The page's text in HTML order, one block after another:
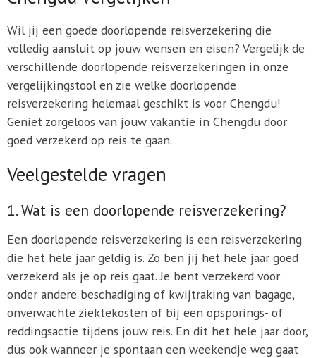
Wil jij een goede doorlopende reisverzekering die
volledig aansluit op jouw wensen en eisen? Vergelijk de
verschillende doorlopende reisverzekeringen in onze
vergelijkingstool en zie welke doorlopende
reisverzekering helemaal geschikt is voor Chengdu!
Geniet zorgeloos van jouw vakantie in Chengdu door
goed verzekerd op reis te gaan.
Veelgestelde vragen
1. Wat is een doorlopende reisverzekering?
Een doorlopende reisverzekering is een reisverzekering
die het hele jaar geldig is. Zo ben jij het hele jaar goed
verzekerd als je op reis gaat. Je bent verzekerd voor
onder andere beschadiging of kwijtraking van bagage,
onverwachte ziektekosten of bij een opsporings- of
reddingsactie tijdens jouw reis. En dit het hele jaar door,
dus ook wanneer je spontaan een weekendje weg gaat